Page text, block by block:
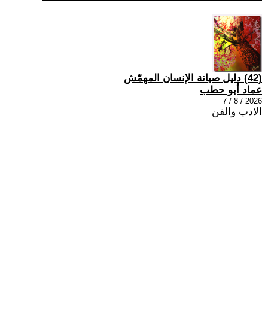
(42) دليل صيانة الإنسان المهمّش
عماد أبو حطب
2026 / 8 / 7
الادب والفن